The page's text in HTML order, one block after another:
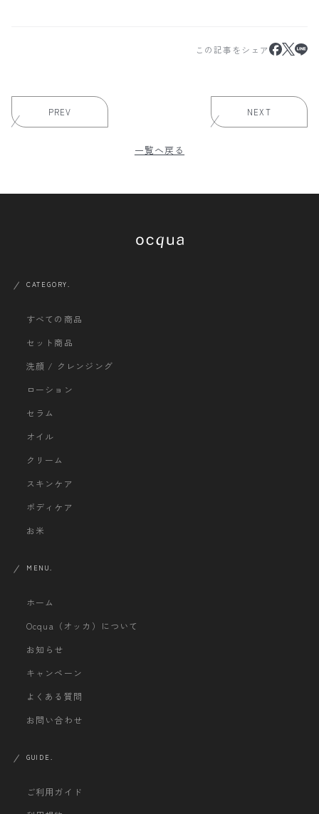
この記事をシェア
PREV
一覧へ戻る
NEXT
CATEGORY.
すべての商品
セット商品
洗顔 / クレンジング
ローション
セラム
オイル
クリーム
スキンケア
ボディケア
お米
MENU.
ホーム
Ocqua（オッカ）について
お知らせ
キャンペーン
よくある質問
お問い合わせ
GUIDE.
ご利用ガイド